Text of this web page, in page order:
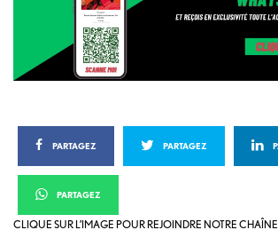
PARTAGEZ PARTAGEZ
PARTAGEZ
CLIQUE SUR L’IMAGE POUR REJOINDRE NOTRE